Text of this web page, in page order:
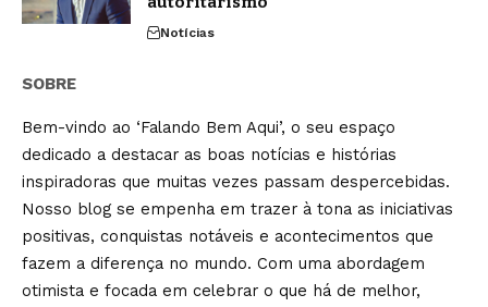
Notícias
SOBRE
Bem-vindo ao ‘Falando Bem Aqui’, o seu espaço
dedicado a destacar as boas notícias e histórias
inspiradoras que muitas vezes passam despercebidas.
Nosso blog se empenha em trazer à tona as iniciativas
positivas, conquistas notáveis e acontecimentos que
fazem a diferença no mundo. Com uma abordagem
otimista e focada em celebrar o que há de melhor,